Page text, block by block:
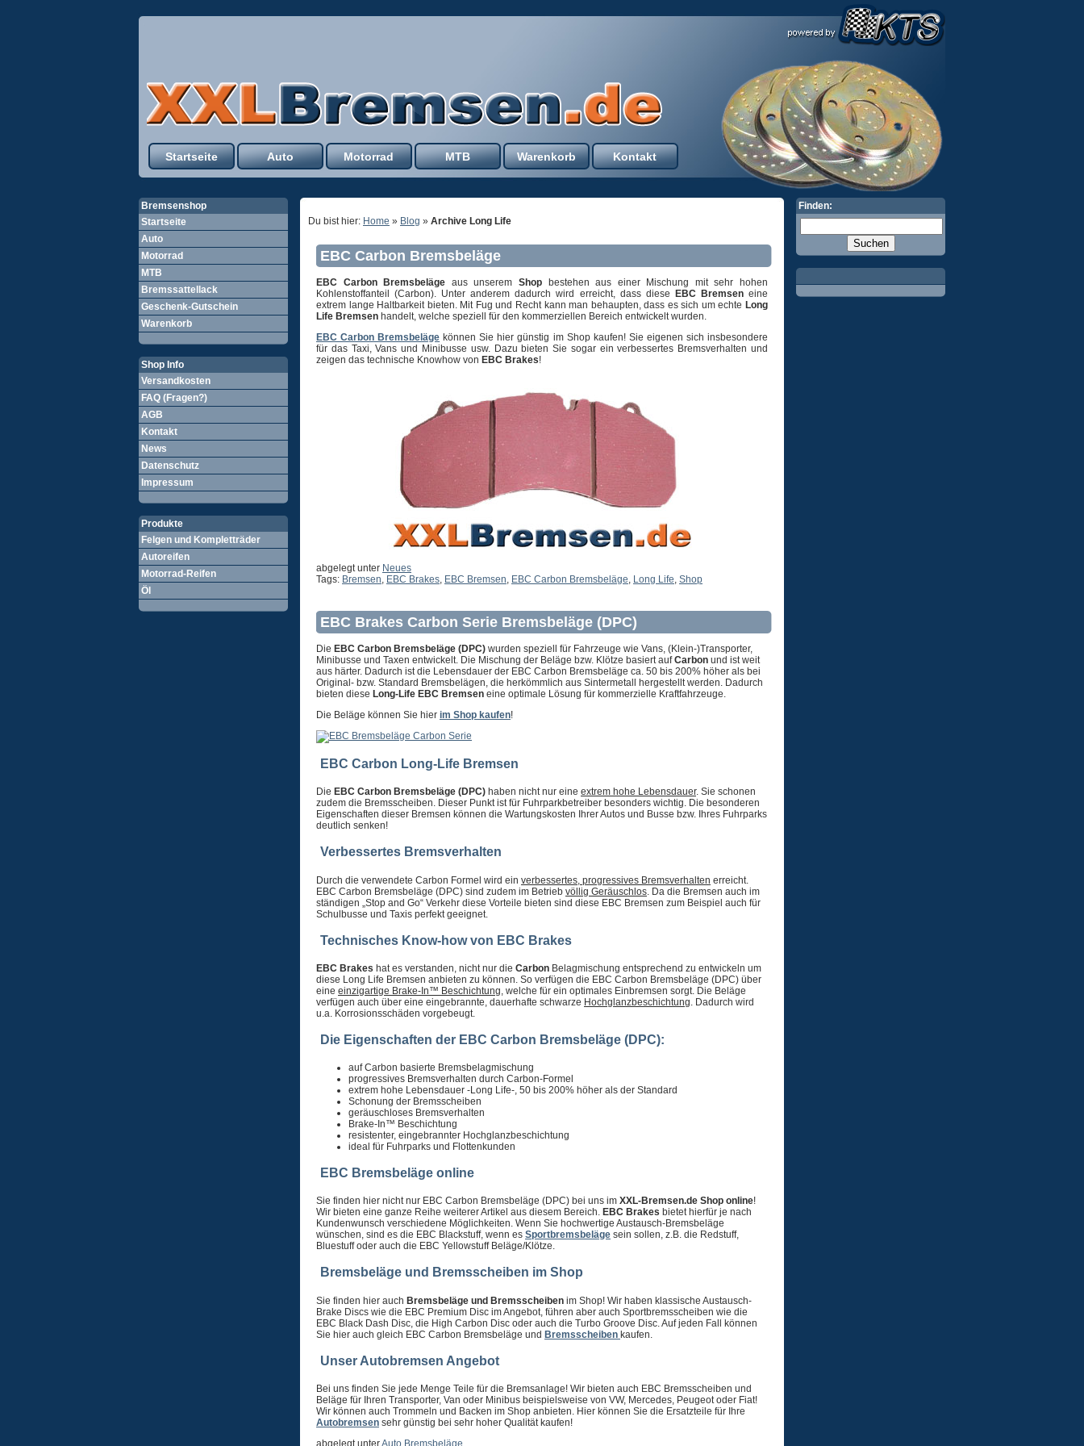
Startseite Auto Motorrad MTB Warenkorb Kontakt
Bremsenshop
Startseite
Auto
Motorrad
MTB
Bremssattellack
Geschenk-Gutschein
Warenkorb
Shop Info
Versandkosten
FAQ (Fragen?)
AGB
Kontakt
News
Datenschutz
Impressum
Produkte
Felgen und Kompletträder
Autoreifen
Motorrad-Reifen
Öl
Du bist hier: Home » Blog » Archive Long Life
EBC Carbon Bremsbeläge
EBC Carbon Bremsbeläge aus unserem Shopbestehen aus einer Mischung mit sehr hohen
Kohlenstoffanteil (Carbon). Unter anderem dadurch wird erreicht, dass diese
EBC Bremseneine
extrem lange Haltbarkeit bieten. Mit Fug und Recht kann man behaupten, dass es sich um echte Long
Life Bremsen handelt, welche speziell für den kommerziellen Bereich entwickelt wurden.
EBC Carbon Bremsbeläge können Sie hier günstig im Shop kaufen! Sie eigenen sich insbesondere
für das Taxi, Vans und Minibusse usw. Dazu bieten Sie sogar ein verbessertes Bremsverhalten und
zeigen das technische Knowhow von EBC Brakes!
abgelegt unter Neues
Tags: Bremsen, EBC Brakes, EBC Bremsen, EBC Carbon Bremsbeläge, Long Life, Shop
EBC Brakes Carbon Serie Bremsbeläge (DPC)
Die EBC Carbon Bremsbeläge (DPC) wurden speziell für Fahrzeuge wie Vans, (Klein-)Transporter,
Minibusse und Taxen entwickelt. Die Mischung der Beläge bzw. Klötze basiert aufCarbon und ist weit
aus härter. Dadurch ist die Lebensdauer der EBC Carbon Bremsbeläge ca. 50 bis 200% höher als bei
Original- bzw. Standard Bremsbelägen, die herkömmlich aus Sintermetall hergestellt werden. Dadurch
bieten diese Long-Life EBC Bremsen eine optimale Lösung für kommerzielle Kraftfahrzeuge.
Die Beläge können Sie hier im Shop kaufen!
EBC Carbon Long-Life Bremsen
Die EBC Carbon Bremsbeläge (DPC) haben nicht nur eine extrem hohe Lebensdauer. Sie schonen
zudem die Bremsscheiben. Dieser Punkt ist für Fuhrparkbetreiber besonders wichtig. Die besonderen
Eigenschaften dieser Bremsen können die Wartungskosten Ihrer Autos und Busse bzw. Ihres Fuhrparks
deutlich senken!
Verbessertes Bremsverhalten
Durch die verwendete Carbon Formel wird ein verbessertes, progressives Bremsverhalten erreicht.
EBC Carbon Bremsbeläge (DPC) sind zudem im Betrieb völlig Geräuschlos . Da die Bremsen auch im
ständigen „Stop and Go“ Verkehr diese Vorteile bieten sind diese EBC Bremsen zum Beispiel auch für
Schulbusse und Taxis perfekt geeignet.
Technisches Know-how von EBC Brakes
EBC Brakes hat es verstanden, nicht nur die Carbon Belagmischung entsprechend zu entwickeln um
diese Long Life Bremsen anbieten zu können. So verfügen die EBC Carbon Bremsbeläge (DPC) über
eine einzigartige Brake-In™ Beschichtung, welche für ein optimales Einbremsen sorgt. Die Beläge
verfügen auch über eine eingebrannte, dauerhafte schwarze Hochglanzbeschichtung. Dadurch wird
u.a. Korrosionsschäden vorgebeugt.
Die Eigenschaften der EBC Carbon Bremsbeläge (DPC):
auf Carbon basierte Bremsbelagmischung
progressives Bremsverhalten durch Carbon-Formel
extrem hohe Lebensdauer -Long Life-, 50 bis 200% höher als der Standard
Schonung der Bremsscheiben
geräuschloses Bremsverhalten
Brake-In™ Beschichtung
resistenter, eingebrannter Hochglanzbeschichtung
ideal für Fuhrparks und Flottenkunden
EBC Bremsbeläge online
Sie finden hier nicht nur EBC Carbon Bremsbeläge (DPC) bei uns im XXL-Bremsen.de Shop online!
Wir bieten eine ganze Reihe weiterer Artikel aus diesem Bereich. EBC Brakes bietet hierfür je nach
Kundenwunsch verschiedene Möglichkeiten. Wenn Sie hochwertige Austausch-Bremsbeläge
wünschen, sind es die EBC Blackstuff, wenn es Sportbremsbeläge sein sollen, z.B. die Redstuff,
Bluestuff oder auch die EBC Yellowstuff Beläge/Klötze.
Bremsbeläge und Bremsscheiben im Shop
Sie finden hier auch Bremsbeläge und Bremsscheiben im Shop! Wir haben klassische Austausch-
Brake Discs wie die EBC Premium Disc im Angebot, führen aber auch Sportbremsscheiben wie die
EBC Black Dash Disc, die High Carbon Disc oder auch die Turbo Groove Disc. Auf jeden Fall können
Sie hier auch gleich EBC Carbon Bremsbeläge und Bremsscheiben kaufen.
Unser Autobremsen Angebot
Bei uns finden Sie jede Menge Teile für die Bremsanlage! Wir bieten auch EBC Bremsscheiben und
Beläge für Ihren Transporter, Van oder Minibus beispielsweise von VW, Mercedes, Peugeot oder Fiat!
Wir können auch Trommeln und Backen im Shop anbieten. Hier können Sie die Ersatzteile für Ihre
Autobremsen sehr günstig bei sehr hoher Qualität kaufen!
abgelegt unterAuto Bremsbeläge
Finden: